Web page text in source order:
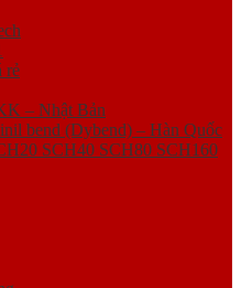
rẻ
– Nhật Bản
bend (Dybend) – Hàn Quốc
SCH40 SCH80 SCH160